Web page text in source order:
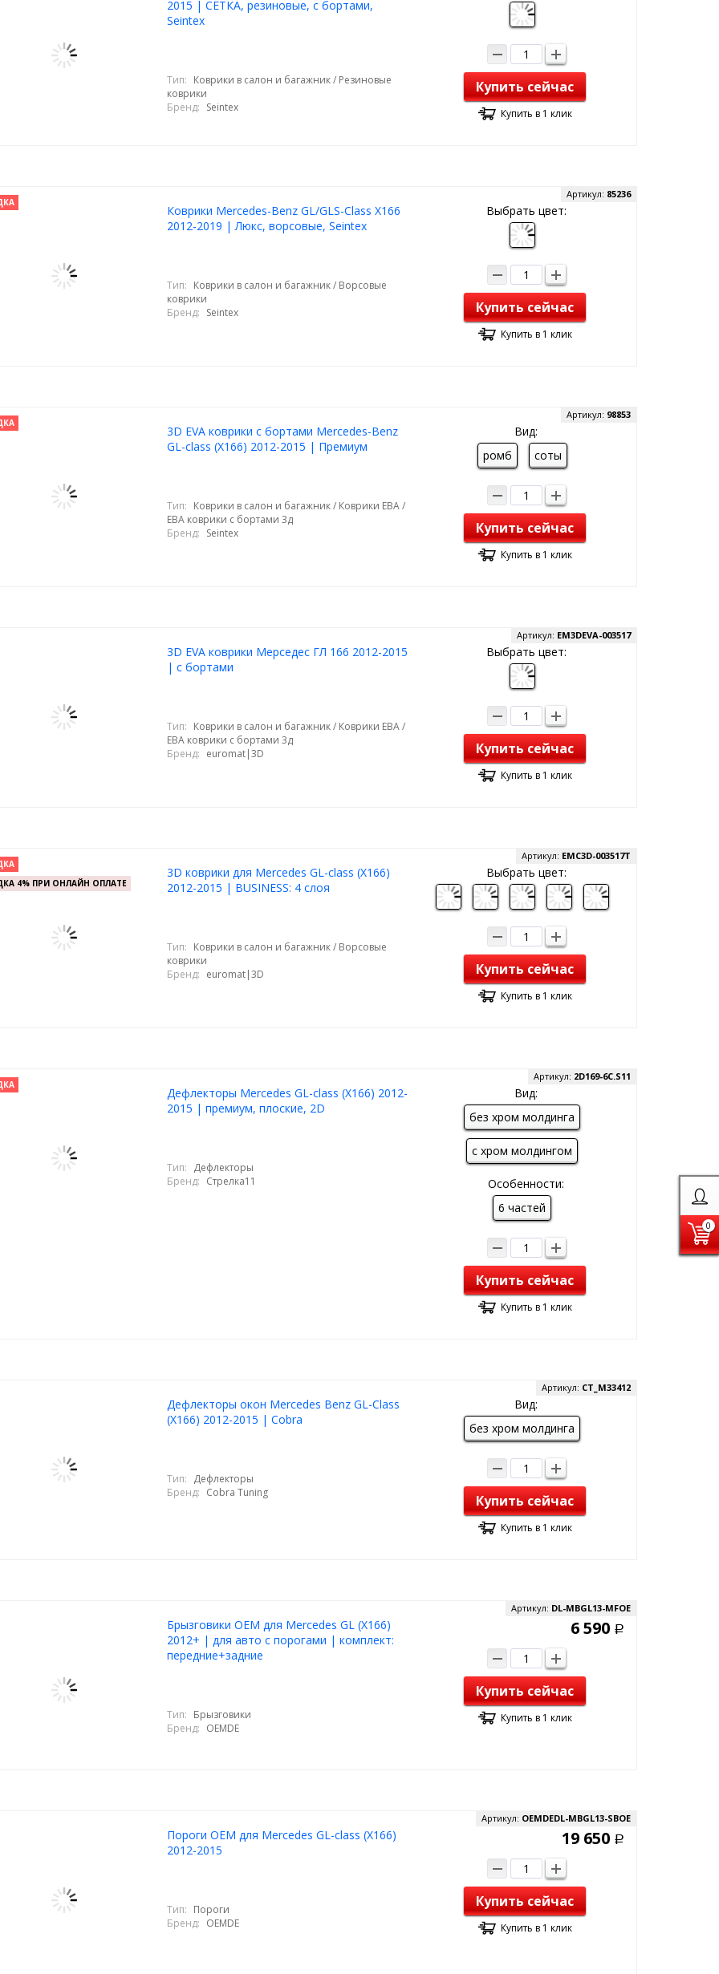
0
2015 | СЕТКА, резиновые, с бортами,
Seintex
Тип: Коврики в салон и багажник / Резиновые
коврики
Бренд: Seintex
Купить сейчас
Купить в 1 клик
Коврики Mercedes-Benz GL/GLS-Class X166
2012-2019 | Люкс, ворсовые, Seintex
Артикул: 85236
Тип: Коврики в салон и багажник / Ворсовые
коврики
Бренд: Seintex
Выбрать цвет:
Купить сейчас
Купить в 1 клик
3D EVA коврики с бортами Mercedes-Benz
GL-class (X166) 2012-2015 | Премиум
Артикул: 98853
Тип: Коврики в салон и багажник / Коврики ЕВА /
ЕВА коврики с бортами 3д
Бренд: Seintex
Вид:
ромб
соты
Купить сейчас
Купить в 1 клик
3D EVA коврики Мерседес ГЛ 166 2012-2015
| с бортами
Артикул: EM3DEVA-003517
Тип: Коврики в салон и багажник / Коврики ЕВА /
ЕВА коврики с бортами 3д
Бренд: euromat|3D
Выбрать цвет:
Купить сейчас
Купить в 1 клик
4% ПРИ ОНЛАЙН ОПЛАТЕ
3D коврики для Mercedes GL-class (X166)
2012-2015 | BUSINESS: 4 слоя
Артикул: EMC3D-003517T
Тип: Коврики в салон и багажник / Ворсовые
коврики
Бренд: euromat|3D
Выбрать цвет:
Купить сейчас
Купить в 1 клик
Дефлекторы Mercedes GL-class (X166) 2012-
2015 | премиум, плоские, 2D
Артикул: 2D169-6C.S11
Тип: Дефлекторы
Бренд: Стрелка11
Вид:
без хром молдинга
с хром молдингом
Особенности:
6 частей
Купить сейчас
Купить в 1 клик
Дефлекторы окон Mercedes Benz GL-Class
(X166) 2012-2015 | Cobra
Артикул: CT_M33412
Тип: Дефлекторы
Бренд: Cobra Tuning
Вид:
без хром молдинга
Купить сейчас
Купить в 1 клик
Брызговики OEM для Mercedes GL (X166)
2012+ | для авто с порогами | комплект:
передние+задние
Артикул: DL-MBGL13-MFOE
Тип: Брызговики
Бренд: OEMDE
6 590 Р
Купить сейчас
Купить в 1 клик
Пороги ОЕМ для Mercedes GL-class (X166)
2012-2015
Артикул: OEMDEDL-MBGL13-SBOE
Тип: Пороги
Бренд: OEMDE
19 650 Р
Купить сейчас
Купить в 1 клик